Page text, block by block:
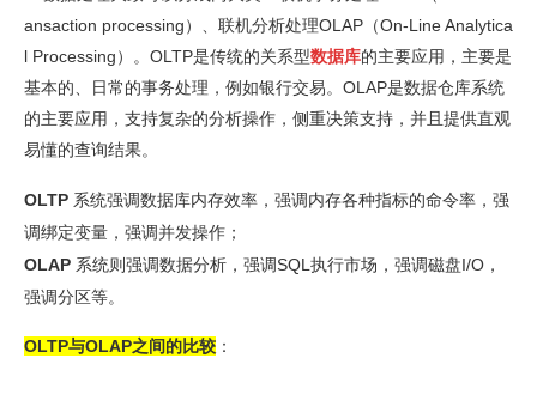
ansaction processing）、联机分析处理OLAP（On-Line Analytica
l Processing）。OLTP是传统的关系型数据库的主要应用，主要是
基本的、日常的事务处理，例如银行交易。OLAP是数据仓库系统
的主要应用，支持复杂的分析操作，侧重决策支持，并且提供直观
易懂的查询结果。
OLTP 系统强调数据库内存效率，强调内存各种指标的命令率，强
调绑定变量，强调并发操作；
OLAP 系统则强调数据分析，强调SQL执行市场，强调磁盘I/O，
强调分区等。
OLTP与OLAP之间的比较 ：